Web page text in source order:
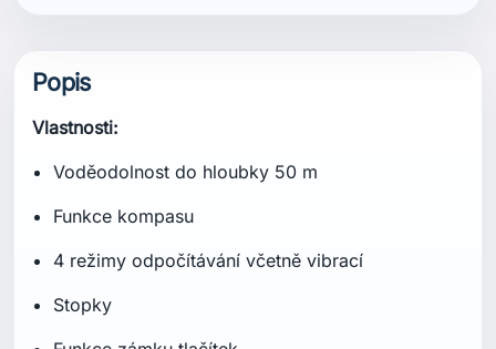
Popis
Vlastnosti:
Voděodolnost do hloubky 50 m
Funkce kompasu
4 režimy odpočítávání včetně vibrací
Stopky